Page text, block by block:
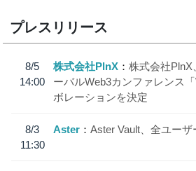
プレスリリース
8/5
14:00
株式会社PlnX
株式会社PlnX
ーバルWeb3カンファレンス
ボレーションを決定
8/3
11:30
Aster Aster Vault、全ユー